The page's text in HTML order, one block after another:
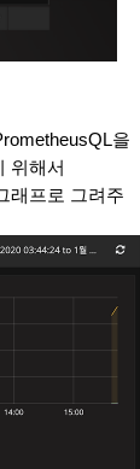
을
위해서
래프로 그려주